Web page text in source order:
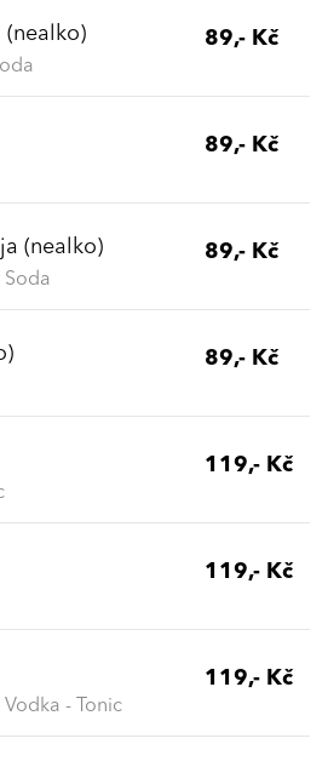
(nealko) 89,- Kč
89,- Kč
(nealko)
Soda
89,- Kč
89,- Kč
119,- Kč
119,- Kč
- Tonic
119,- Kč